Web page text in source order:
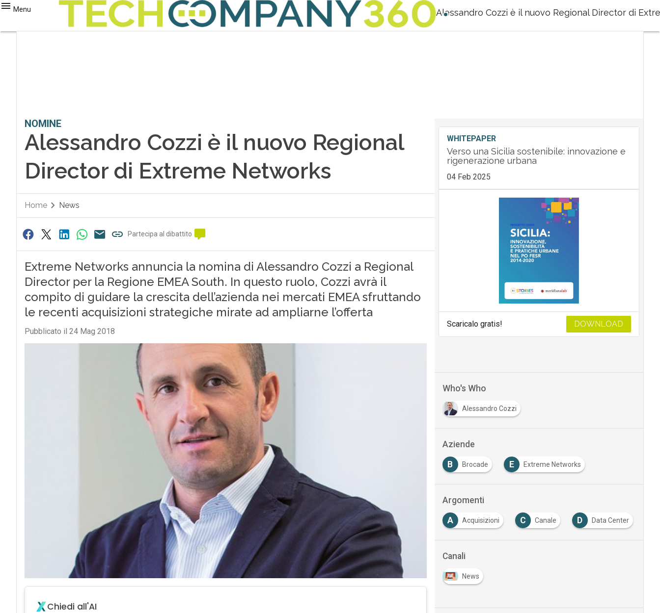
Menu Alessandro Cozzi è il nuovo Regional Director di
NOMINE
Alessandro Cozzi è il nuovo Regional
Director di Extreme Networks
Home News
Partecipa al dibattito
Extreme Networks annuncia la nomina di Alessandro Cozzi a Regional
Director per la Regione EMEA South. In questo ruolo, Cozzi avrà il
compito di guidare la crescita dell’azienda nei mercati EMEA sfruttando
le recenti acquisizioni strategiche mirate ad ampliarne l’offerta
Pubblicato il 24 Mag 2018
Chiedi all'AI
WHITEPAPER
Verso una Sicilia sostenibile: innovazione e
rigenerazione urbana
04 Feb 2025
Scaricalo gratis! DOWNLOAD
Who's Who
Alessandro Cozzi
Aziende
B Brocade E Extreme Networks
Argomenti
A A Acquisizioni C Canale D Data Center
Canali
News